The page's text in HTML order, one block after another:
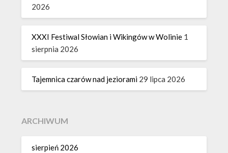
2026
XXXI Festiwal Słowian i Wikingów w Wolinie 1
sierpnia 2026
Tajemnica czarów nad jeziorami 29 lipca 2026
ARCHIWUM
sierpień 2026